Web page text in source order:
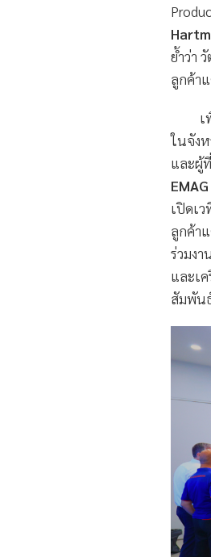
ย้ำว่า
ลูกค้า
เพื่อ
ในจัง
และผู้
EMAG
เปิดเ
ลูกค้า
ร่วมง
และเ
สัมพัน